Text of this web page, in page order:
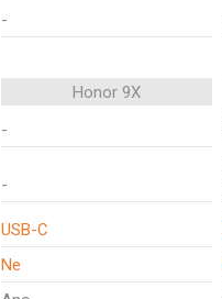
-
Honor 9X
-
-
USB-C
Ne